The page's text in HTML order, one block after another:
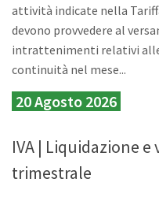
attività indicate nella
devono provvedere al
intrattenimenti relativi
continuità nel mese...
20 Agosto 2026
IVA | Liquidazione e
trimestrale